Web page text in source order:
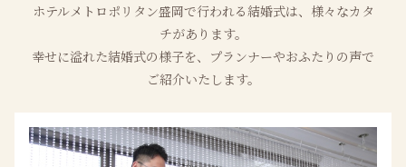
ホテルメトロポリタン盛岡で行われる結婚式は、様々なカタ
チがあります。
幸せに溢れた結婚式の様子を、プランナーやおふたりの声で
ご紹介いたします。